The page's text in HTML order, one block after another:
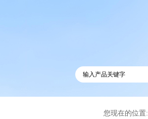
您现在的位置: